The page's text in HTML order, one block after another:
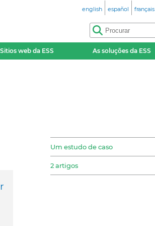
english español français
Sitios web da ESS As soluções da ESS
Um estudo de caso
2 artigos